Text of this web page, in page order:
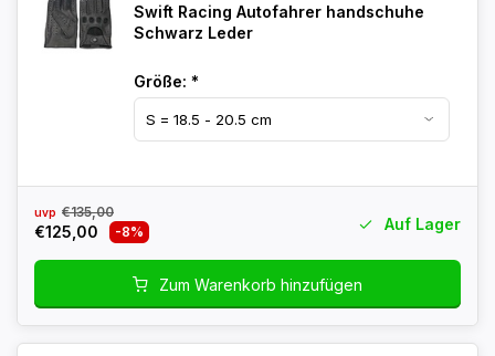
Swift Racing Autofahrer handschuhe
Schwarz Leder
Größe: *
uvp €135,00
€125,00 -8% Auf Lager
Zum Warenkorb hinzufügen